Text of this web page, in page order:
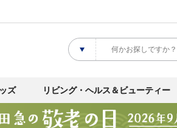
ズ リビング・ヘルス＆ビューティー